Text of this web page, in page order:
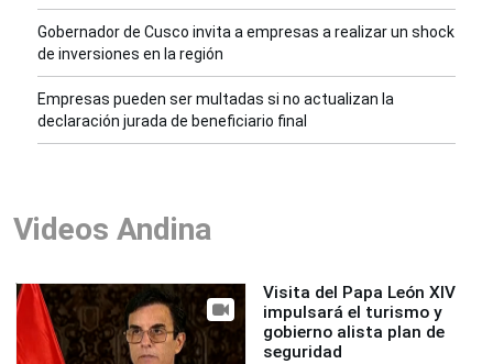
Gobernador de Cusco invita a empresas a realizar un shock
de inversiones en la región
Empresas pueden ser multadas si no actualizan la
declaración jurada de beneficiario final
Videos Andina
Visita del Papa León XIV
impulsará el turismo y
gobierno alista plan de
seguridad